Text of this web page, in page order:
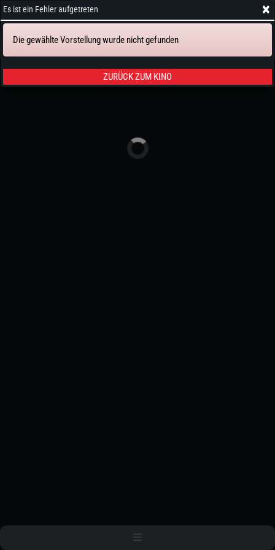
Tickets & Sitze
×
Es ist ein Fehler aufgetreten
Die gewählte Vorstellung wurde nicht gefunden
ZURÜCK ZUM KINO